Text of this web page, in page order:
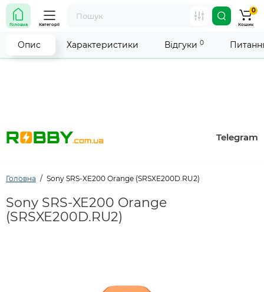
Увага! Роботу магазину тимчасово припинено. Ми
робимо все можливе, щоб відновити прийом
замовлень якнайшвидше.
Telegram
Головна Категорії
0
Кошик
Головна Sony SRS-XE200 Orange (SRSXE200D.RU2)
Sony SRS-XE200 Orange
(SRSXE200D.RU2)
Опис Характеристики Відгуки 0